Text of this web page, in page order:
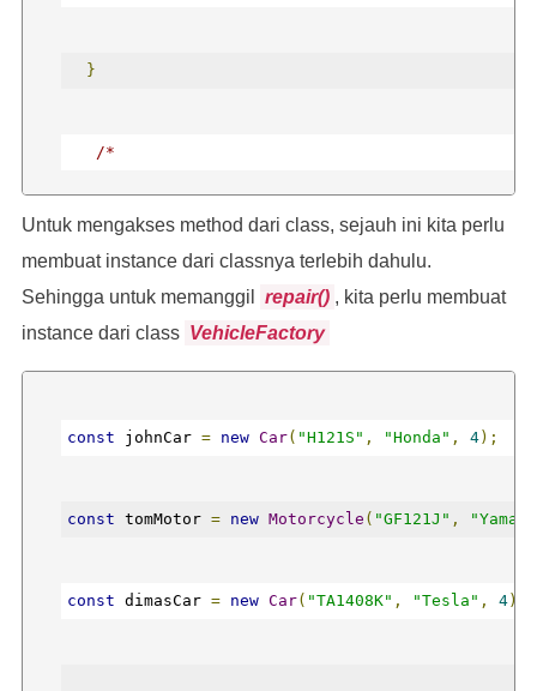
}
/*
kode lainnya
Untuk mengakses method dari class, sejauh ini kita perlu
membuat instance dari classnya terlebih dahulu.
Sehingga untuk memanggil
repair() , kita perlu membuat
instance dari class VehicleFactory
const johnCar = new Car( "H121S" , "Honda" , 4);
const tomMotor = new Motorcycle ( "GF121J" ,
const dimasCar = new Car( "TA1408K" , "Tesla" , 4);